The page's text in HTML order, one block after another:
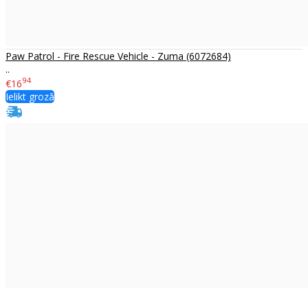
Paw Patrol - Fire Rescue Vehicle - Zuma (6072684)
..
€1694
Ielikt grozā